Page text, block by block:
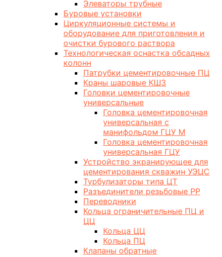
Элеваторы трубные
Буровые установки
Циркуляционные системы и
оборудование для приготовления и
очистки бурового раствора
Технологическая оснастка обсадных
колонн
Патрубки цементировочные ПЦ
Краны шаровые КШЗ
Головки цементировочные
универсальные
Головка цементировочная
универсальная с
манифольдом ГЦУ М
Головка цементировочная
универсальная ГЦУ
Устройство экранирующее для
цементирования скважин УЭЦС
Турбулизаторы типа ЦТ
Разъединители резьбовые РР
Переводники
Кольца ограничительные ПЦ и
ЦЦ
Кольца ЦЦ
Кольца ПЦ
Клапаны обратные